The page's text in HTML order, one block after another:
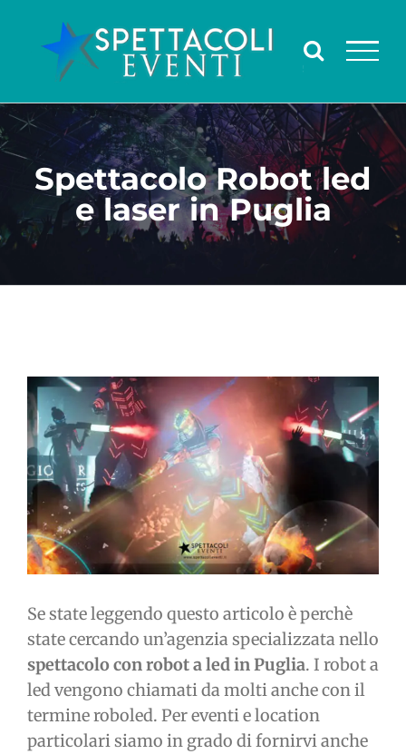
contenuto
Spettacolo Robot led
e laser in Puglia
Ingrandisci
immagine
Se state leggendo questo articolo è perchè
state cercando un’agenzia specializzata nello
spettacolo con robot a led in Puglia. I robot a
led vengono chiamati da molti anche con il
termine roboled. Per eventi e location
particolari siamo in grado di fornirvi anche